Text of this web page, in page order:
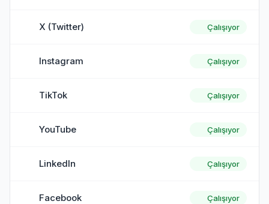
X (Twitter) Çalışıyor
Instagram Çalışıyor
TikTok Çalışıyor
YouTube Çalışıyor
LinkedIn Çalışıyor
Facebook Çalışıyor